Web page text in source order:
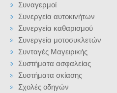
Συναγερμοί
Συνεργεία αυτοκινήτων
Συνεργεία καθαρισμού
Συνεργεία μοτοσυκλετών
Συνταγές Μαγειρικής
Συστήματα ασφαλείας
Συστήματα σκίασης
Σχολές οδηγών